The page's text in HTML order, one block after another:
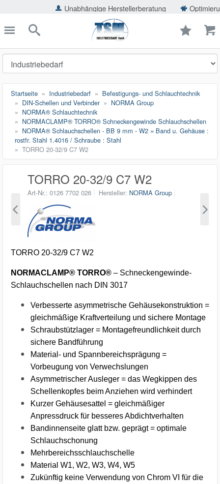
Unabhängige Herstellerberatung Optimierung
schließen
Suche
Startseite Industriebedarf
Befestigungs- und Schlauchtechnik
DIN-Schellen und Verbinder
NORMA Group
NORMA® Schlauchtechnik
NORMACLAMP® TORRO® Schneckengewinde Schlauchschellen
NORMA® Schlauchschellen - BB 9 mm - W2 = Band u. Gehäuse :
rostfr. Stahl 1.4016 / Schraube : Stahl
TORRO 20-32/9 C7 W2
TORRO 20-32/9 C7 W2
Art-Nr. 0126 7702 026 Hersteller NORMA Group
TORRO 20-32/9 C7 W2
NORMACLAMP® TORRO® – Schneckengewinde-
Schlauchschellen nach DIN 3017
Verbesserte asymmetrische Gehäusekonstruktion =
gleichmäßige Kraftverteilung und sichere Montage
Schraubstützlager = Montagefreundlichkeit durch
sichere Bandführung
Material- und Spannbereichsprägung =
Vorbeugung von Verwechslungen
Asymmetrischer Ausleger = das Wegkippen des
Schellenkopfes beim Anziehen wird verhindert
Kurzer Gehäusesattel = gleichmäßiger
Anpressdruck für besseres Abdichtverhalten
Bandinnenseite glatt bzw. geprägt = optimale
Schlauchschonung
Mehrbereichsschlauchschelle
Material W1, W2, W3, W4, W5
Zukünftig keine Verwendung von Chrom VI für die